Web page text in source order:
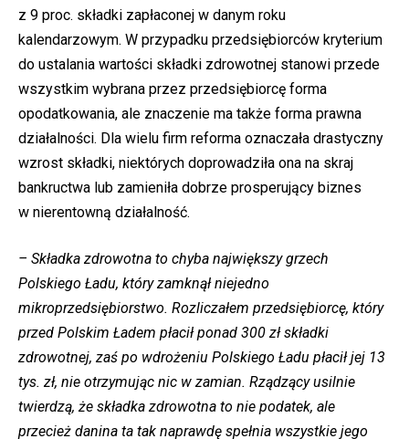
z 9 proc. składki zapłaconej w danym roku
kalendarzowym. W przypadku przedsiębiorców kryterium
do ustalania wartości składki zdrowotnej stanowi przede
wszystkim wybrana przez przedsiębiorcę forma
opodatkowania, ale znaczenie ma także forma prawna
działalności. Dla wielu firm reforma oznaczała drastyczny
wzrost składki, niektórych doprowadziła ona na skraj
bankructwa lub zamieniła dobrze prosperujący biznes
w nierentowną działalność.
– Składka zdrowotna to chyba największy grzech
Polskiego Ładu, który zamknął niejedno
mikroprzedsiębiorstwo. Rozliczałem przedsiębiorcę, który
przed Polskim Ładem płacił ponad 300 zł składki
zdrowotnej, zaś po wdrożeniu Polskiego Ładu płacił jej 13
tys. zł, nie otrzymując nic w zamian. Rządzący usilnie
twierdzą, że składka zdrowotna to nie podatek, ale
przecież danina ta tak naprawdę spełnia wszystkie jego